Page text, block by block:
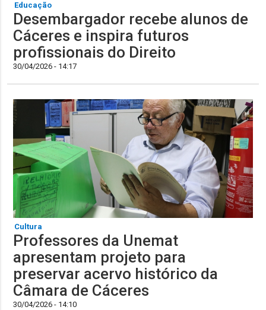
Educação
Desembargador recebe alunos de
Cáceres e inspira futuros
profissionais do Direito
30/04/2026 - 14:17
Cultura
Professores da Unemat
apresentam projeto para
preservar acervo histórico da
Câmara de Cáceres
30/04/2026 - 14:10